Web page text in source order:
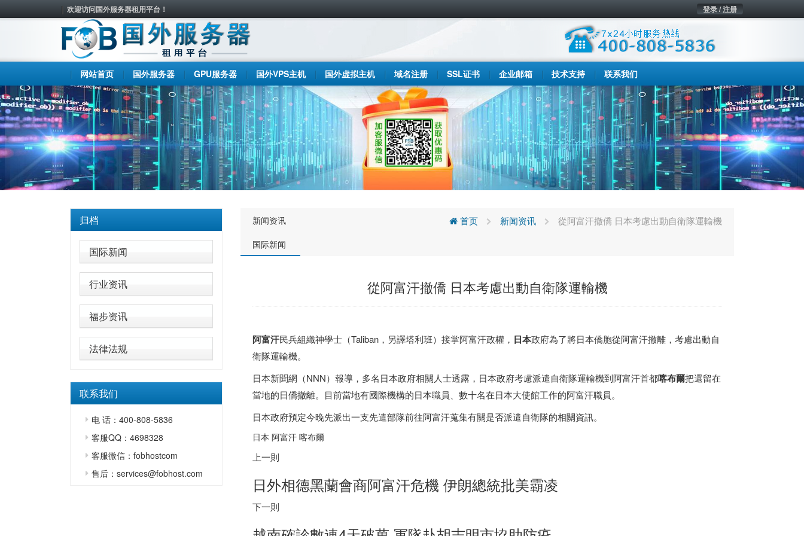
欢迎访问国外服务器租用平台！ 登录 / 注册
网站首页 国外服务器 GPU服务器 国外VPS主机 国外虚拟主机 域名注册 SSL证书 企业邮箱 技术支持 联系我们
归档
国际新闻
行业资讯
福步资讯
法律法规
联系我们
电 话：400-808-5836
客服QQ：4698328
客服微信：fobhostcom
售后：services@fobhost.com
新闻资讯
国际新闻
首页 新闻资讯 從阿富汗撤僑 日本考慮出動自衛隊運輸機
從阿富汗撤僑 日本考慮出動自衛隊運輸機
阿富汗民兵組織神學士（Taliban，另譯塔利班）接掌阿富汗政權， 日本政府為了將日本僑胞從阿富汗撤離，考慮出動自
衛隊運輸機。
日本新聞網（NNN）報導，多名日本政府相關人士透露， 日本政府考慮派遣自衛隊運輸機到阿富汗首都喀布爾把還留在
當地的日僑撤離。目前當地有國際機構的日本職員、數十名在日本大使館工作的阿富汗職員。
日本政府預定今晚先派出一支先遣部隊前往阿富汗蒐集有關是否派遣自衛隊的相關資訊。
日本 阿富汗 喀布爾
上一則
日外相德黑蘭會商阿富汗危機 伊朗總統批美霸凌
下一則